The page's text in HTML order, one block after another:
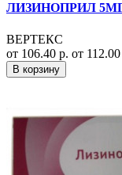
ЛИЗИНОПРИЛ
ВЕРТЕКС
от 106.40 р. от
В корзину